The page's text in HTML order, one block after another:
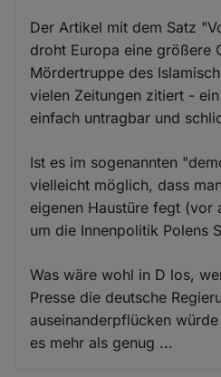
Der Artikel mit dem Satz
droht Europa eine größere
Mördertruppe des
vielen Zeitungen zitiert -
einfach untragbar und
Ist es im sogenannten
vielleicht möglich, dass
eigenen Haustüre fegt (vor
um die Innenpolitik Polens
Was wäre wohl in D los,
Presse die deutsche
auseinanderpflücken
es mehr als genug ...